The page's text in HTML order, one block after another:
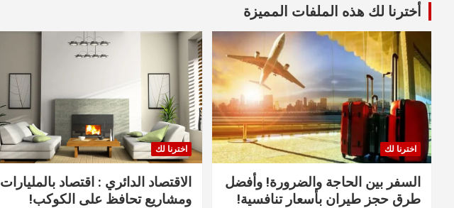
أخترنا لك هذه الملفات المميزة
اخترنا لك
السفر بين الحاجة والضرورة! وأفضل
طرق حجز طيران بأسعار تنافسية!
اخترنا لك
الاقتصاد الدائري : اقتصاد بالمليارات
ومشاريع تحافظ على الكوكب!